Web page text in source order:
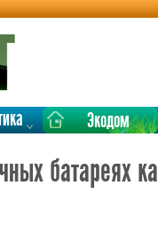
Экодом
батареях